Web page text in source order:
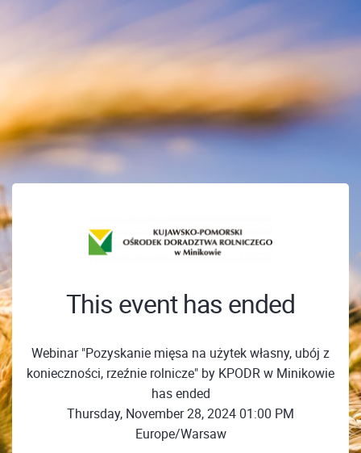
This event has ended
Webinar "Pozyskanie mięsa na użytek własny, ubój z
konieczności, rzeźnie rolnicze" by KPODR w Minikowie
has ended
Thursday, November 28, 2024 01:00 PM
Europe/Warsaw